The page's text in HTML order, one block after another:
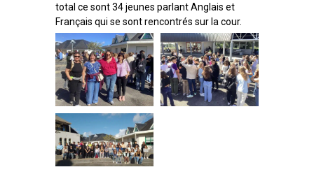
total ce sont 34 jeunes parlant Anglais et
Français qui se sont rencontrés sur la cour.